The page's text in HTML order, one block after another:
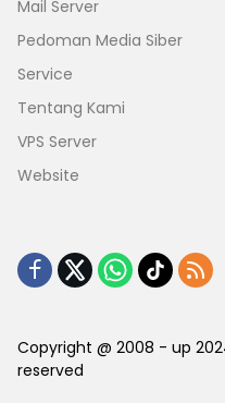
Mail Server
Pedoman Media Siber
Service
Tentang Kami
VPS Server
Website
Copyright @ 2008 - up
reserved